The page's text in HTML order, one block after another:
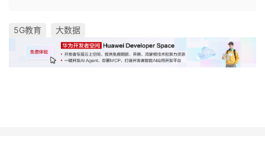
5G教育 大数据